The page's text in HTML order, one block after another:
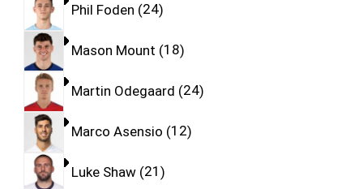
Phil Foden 24
Mason Mount 18
Martin Odegaard 24
Marco Asensio 12
Luke Shaw 21